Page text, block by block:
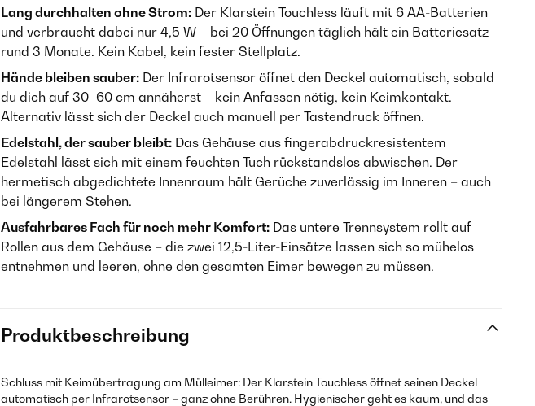
Lang durchhalten ohne Strom: Der Klarstein Touchless läuft mit 6 AA-Batterien
und verbraucht dabei nur 4,5 W – bei 20 Öffnungen täglich hält ein Batteriesatz
rund 3 Monate. Kein Kabel, kein fester Stellplatz.
Hände bleiben sauber: Der Infrarotsensor öffnet den Deckel automatisch, sobald
du dich auf 30–60 cm annäherst – kein Anfassen nötig, kein Keimkontakt.
Alternativ lässt sich der Deckel auch manuell per Tastendruck öffnen.
Edelstahl, der sauber bleibt: Das Gehäuse aus fingerabdruckresistentem
Edelstahl lässt sich mit einem feuchten Tuch rückstandslos abwischen. Der
hermetisch abgedichtete Innenraum hält Gerüche zuverlässig im Inneren – auch
bei längerem Stehen.
Ausfahrbares Fach für noch mehr Komfort: Das untere Trennsystem rollt auf
Rollen aus dem Gehäuse – die zwei 12,5-Liter-Einsätze lassen sich so mühelos
entnehmen und leeren, ohne den gesamten Eimer bewegen zu müssen.
Produktbeschreibung
Schluss mit Keimübertragung am Mülleimer: Der Klarstein Touchless öffnet seinen Deckel
automatisch per Infrarotsensor – ganz ohne Berühren. Hygienischer geht es kaum, und das